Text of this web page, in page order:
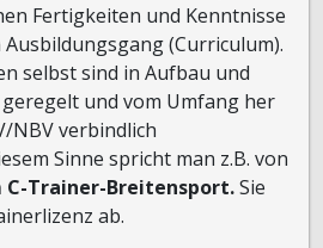
Fertigkeiten und Kenntnisse
(Curriculum).
selbst sind in Aufbau und
und vom Umfang her
NBV verbindlich
Sinne spricht man z.B. von
C-Trainer-Breitensport.Sie
ab.